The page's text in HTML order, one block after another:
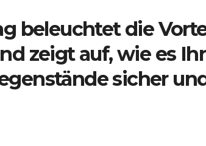
beleuchtet die
zeigt auf, wie es
sicher